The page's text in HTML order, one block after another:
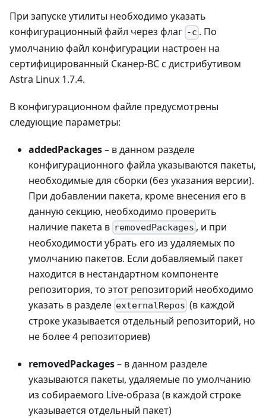
При запуске утилиты необходимо указать
конфигурационный файл через флаг -c . По
умолчанию файл конфигурации настроен на
сертифицированный Сканер-ВС с дистрибутивом
Astra Linux 1.7.4.
В конфигурационном файле предусмотрены
следующие параметры:
addedPackages– в данном разделе
конфигурационного файла указываются пакеты,
необходимые для сборки (без указания версии).
При добавлении пакета, кроме внесения его в
данную секцию, необходимо проверить
наличие пакета в removedPackages , и при
необходимости убрать его из удаляемых по
умолчанию пакетов. Если добавляемый пакет
находится в нестандартном компоненте
репозитория, то этот репозиторий необходимо
указать в разделе externalRepos (в каждой
строке указывается отдельный репозиторий, но
не более 4 репозиториев)
removedPackages– в данном разделе
указываются пакеты, удаляемые по умолчанию
из собираемого Live-образа (в каждой строке
указывается отдельный пакет)